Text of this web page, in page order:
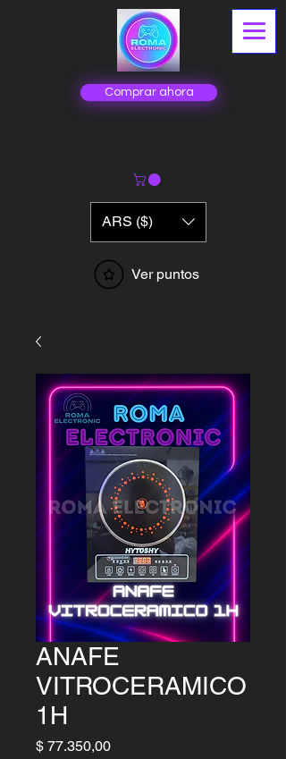
Comprar ahora
ARS ($)
Ver puntos
ANAFE
VITROCERAMICO
1H
$ 77.350,00Precio